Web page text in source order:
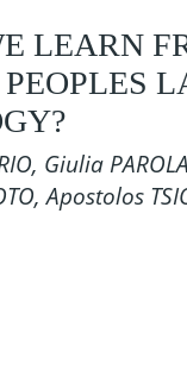
LEARN
Giulia
Apostolos